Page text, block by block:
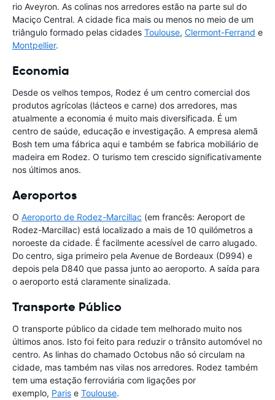
rio Aveyron. As colinas nos arredores estão na parte sul do
Maciço Central. A cidade fica mais ou menos no meio de um
triângulo formado pelas cidades Toulouse, Clermont-Ferrand e
Montpellier.
Economia
Desde os velhos tempos, Rodez é um centro comercial dos
produtos agrícolas (lácteos e carne) dos arredores, mas
atualmente a economia é muito mais diversificada. É um
centro de saúde, educação e investigação. A empresa alemã
Bosh tem uma fábrica aqui e também se fabrica mobiliário de
madeira em Rodez. O turismo tem crescido significativamente
nos últimos anos.
Aeroportos
O Aeroporto de Rodez-Marcillac (em francês: Aeroport de
Rodez-Marcillac) está localizado a mais de 10 quilómetros a
noroeste da cidade. É facilmente acessível de carro alugado.
Do centro, siga primeiro pela Avenue de Bordeaux (D994) e
depois pela D840 que passa junto ao aeroporto. A saída para
o aeroporto está claramente sinalizada.
Transporte Público
O transporte público da cidade tem melhorado muito nos
últimos anos. Isto foi feito para reduzir o trânsito automóvel no
centro. As linhas do chamado Octobus não só circulam na
cidade, mas também nas vilas nos arredores. Rodez também
tem uma estação ferroviária com ligações por
exemplo, Paris e Toulouse.